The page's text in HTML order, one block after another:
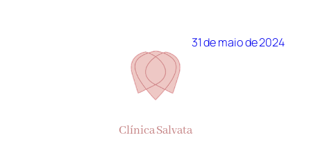
31 de maio de 2024
Clínica Salvata